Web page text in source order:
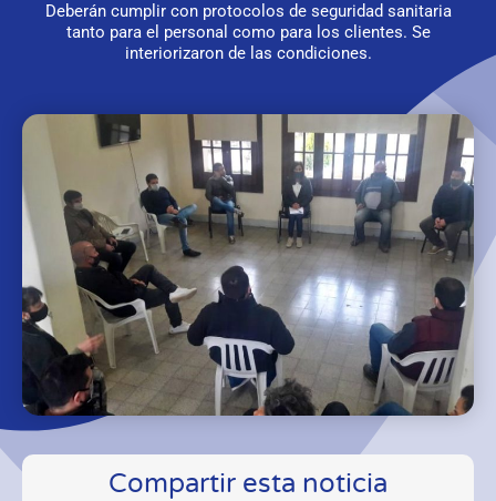
Deberán cumplir con protocolos de seguridad sanitaria
tanto para el personal como para los clientes. Se
interiorizaron de las condiciones.
Compartir esta noticia